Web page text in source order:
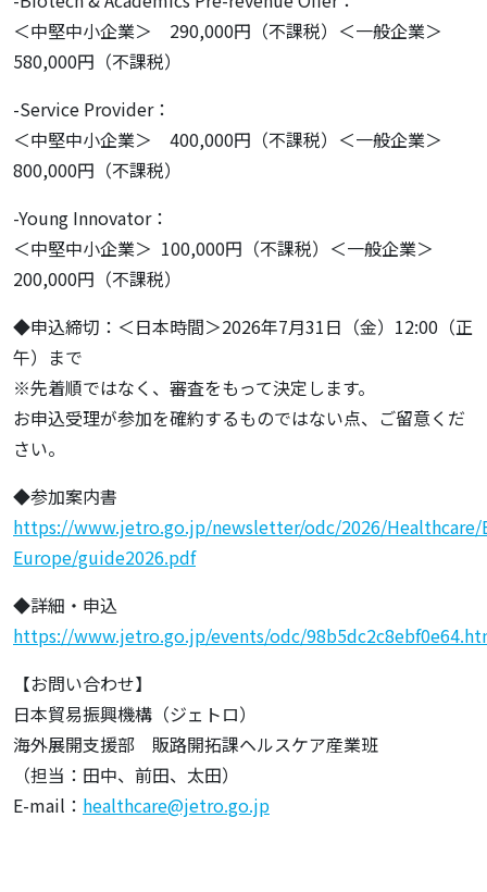
＜中堅中小企業＞ 290,000円（不課税）＜一般企業＞
580,000円（不課税）
-Service Provider：
＜中堅中小企業＞ 400,000円（不課税）＜一般企業＞
800,000円（不課税）
-Young Innovator：
＜中堅中小企業＞ 100,000円（不課税）＜一般企業＞
200,000円（不課税）
◆申込締切：＜日本時間＞2026年7月31日（金）12:00（正
午）まで
※先着順ではなく、審査をもって決定します。
お申込受理が参加を確約するものではない点、ご留意くだ
さい。
◆参加案内書
https://www.jetro.go.jp/newsletter/odc/2026/Healthcare/
Europe/guide2026.pdf
◆詳細・申込
https://www.jetro.go.jp/events/odc/
【お問い合わせ】
日本貿易振興機構（ジェトロ）
海外展開支援部 販路開拓課ヘルスケア産業班
（担当：田中、前田、太田）
E-mail： healthcare@jetro.go.jp